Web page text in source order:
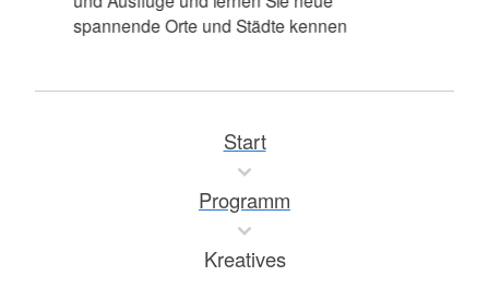
spannende Orte und Städte kennen
Start
Programm
Kreatives